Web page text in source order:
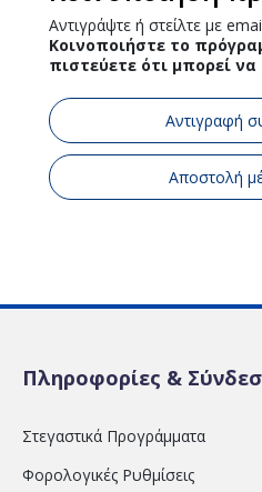
Αντιγράψτε ή στείλτε με
Κοινοποιήστε το
πιστεύετε ότι μπορεί να
Αντιγραφή
Αποστολή
Πληροφορίες &
Στεγαστικά Προγράμματα
Φορολογικές Ρυθμίσεις